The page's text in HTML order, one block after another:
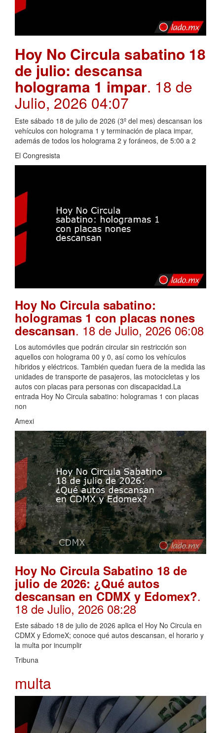
Hoy No Circula sabatino 18
de julio: descansa
holograma 1 impar. 18 de
Julio, 2026 04:07
Este sábado 18 de julio de 2026 (3º del mes) descansan los
vehículos con holograma 1 y terminación de placa impar,
además de todos los holograma 2 y foráneos, de 5:00 a 2
El Congresista
Hoy No Circula sabatino:
hologramas 1 con placas nones
descansan. 18 de Julio, 2026 06:08
Los automóviles que podrán circular sin restricción son
aquellos con holograma 00 y 0, así como los vehículos
híbridos y eléctricos. También quedan fuera de la medida las
unidades de transporte de pasajeros, las motocicletas y los
autos con placas para personas con discapacidad.La
entrada Hoy No Circula sabatino: hologramas 1 con placas
non
Amexi
Hoy No Circula Sabatino 18 de
julio de 2026: ¿Qué autos
descansan en CDMX y Edomex?.
18 de Julio, 2026 08:28
Este sábado 18 de julio de 2026 aplica el Hoy No Circula en
CDMX y EdomeX; conoce qué autos descansan, el horario y
la multa por incumplir
Tribuna
multa